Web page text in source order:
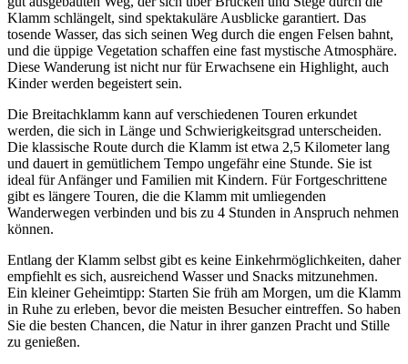
Klamm schlängelt, sind spektakuläre Ausblicke garantiert. Das
tosende Wasser, das sich seinen Weg durch die engen Felsen bahnt,
und die üppige Vegetation schaffen eine fast mystische Atmosphäre.
Diese Wanderung ist nicht nur für Erwachsene ein Highlight, auch
Kinder werden begeistert sein.
Die Breitachklamm kann auf verschiedenen Touren erkundet
werden, die sich in Länge und Schwierigkeitsgrad unterscheiden.
Die klassische Route durch die Klamm ist etwa 2,5 Kilometer lang
und dauert in gemütlichem Tempo ungefähr eine Stunde. Sie ist
ideal für Anfänger und Familien mit Kindern. Für Fortgeschrittene
gibt es längere Touren, die die Klamm mit umliegenden
Wanderwegen verbinden und bis zu 4 Stunden in Anspruch nehmen
können.
Entlang der Klamm selbst gibt es keine Einkehrmöglichkeiten, daher
empfiehlt es sich, ausreichend Wasser und Snacks mitzunehmen.
Ein kleiner Geheimtipp: Starten Sie früh am Morgen, um die Klamm
in Ruhe zu erleben, bevor die meisten Besucher eintreffen. So haben
Sie die besten Chancen, die Natur in ihrer ganzen Pracht und Stille
zu genießen.